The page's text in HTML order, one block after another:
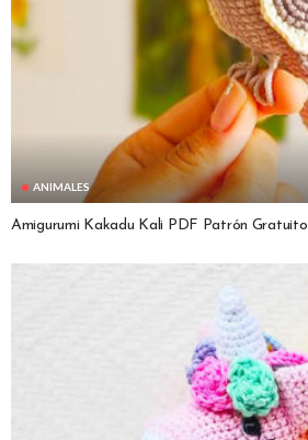
ANIMALES
Amigurumi Kakadu Kali PDF Patrón Gratuito